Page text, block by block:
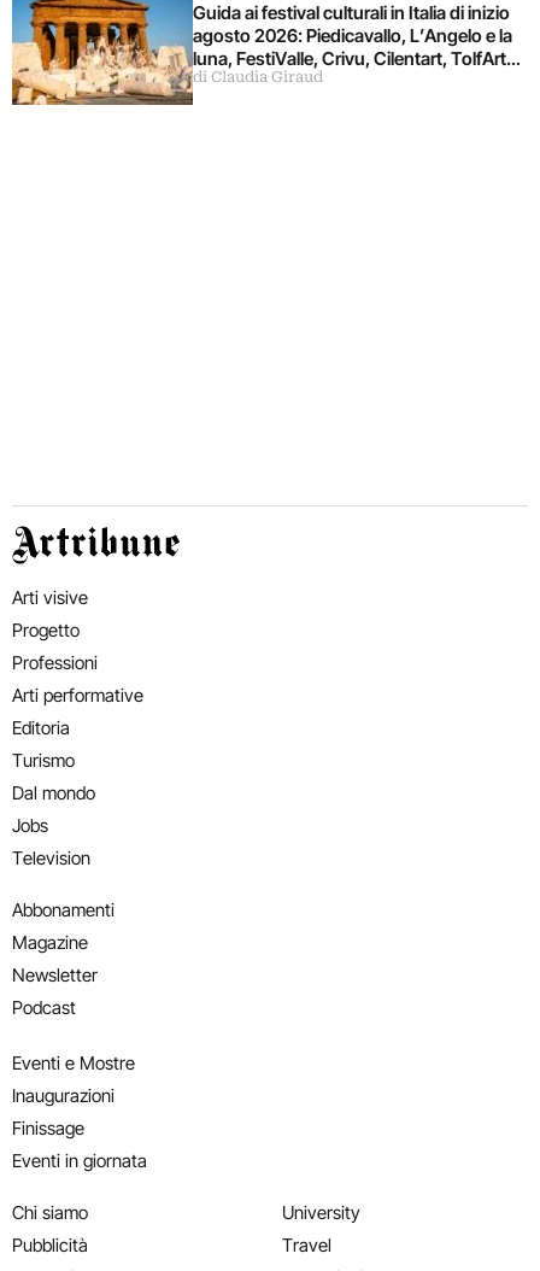
Guida ai festival culturali in Italia di inizio
agosto 2026: Piedicavallo, L’Angelo e la
luna, FestiValle, Crivu, Cilentart, TolfArte,
Pietrasanta è Ceramica
di Claudia Giraud
Artribune
Arti visive
Progetto
Professioni
Arti performative
Editoria
Turismo
Dal mondo
Jobs
Television
Abbonamenti
Magazine
Newsletter
Podcast
Eventi e Mostre
Inaugurazioni
Finissage
Eventi in giornata
Chi siamo
Pubblicità
University
Travel